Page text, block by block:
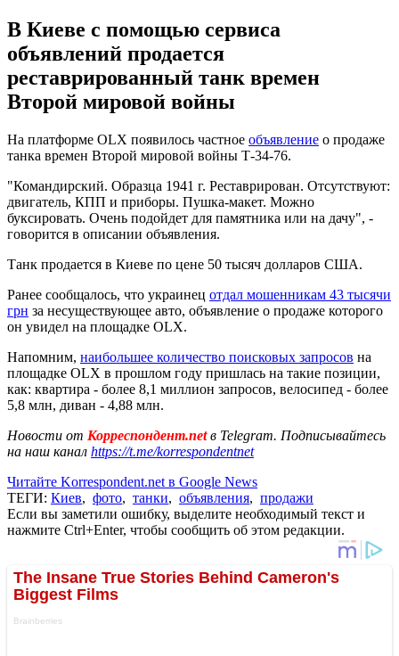
В Киеве с помощью сервиса
объявлений продается
реставрированный танк времен
Второй мировой войны
На платформе OLХ появилось частное объявление о продаже
танка времен Второй мировой войны Т-34-76.
"Командирский. Образца 1941 г. Реставрирован. Отсутствуют:
двигатель, КПП и приборы. Пушка-макет. Можно
буксировать. Очень подойдет для памятника или на дачу", -
говорится в описании объявления.
Танк продается в Киеве по цене 50 тысяч долларов США.
Ранее сообщалось, что украинец отдал мошенникам 43 тысячи
грн за несуществующее авто, объявление о продаже которого
он увидел на площадке OLX.
Напомним, наибольшее количество поисковых запросов на
площадке OLX в прошлом году пришлась на такие позиции,
как: квартира - более 8,1 миллион запросов, велосипед - более
5,8 млн, диван - 4,88 млн.
Новости от Корреспондент.netв Telegram. Подписывайтесь
на наш канал https://t.me/korrespondentnet
Читайте Korrespondent.net в Google News
ТЕГИ: Киев, фото, танки, объявления, продажи
Если вы заметили ошибку, выделите необходимый текст и
нажмите Ctrl+Enter, чтобы сообщить об этом редакции.